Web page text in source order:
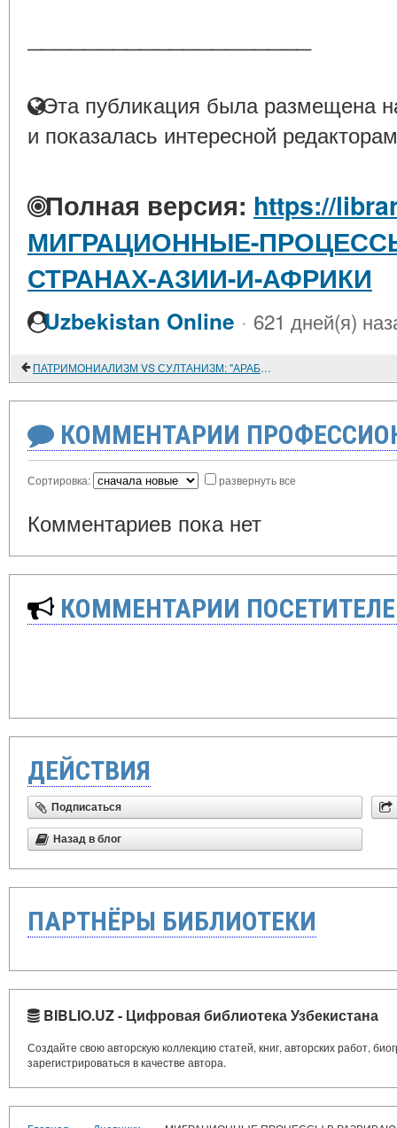
Эта публикация была размещена
и показалась интересной
Полная версия: https://
МИГРАЦИОННЫЕ-
СТРАНАХ-АЗИИ-И-АФРИКИ
Uzbekistan Online · 621 дней(я)
ПАТРИМОНИАЛИЗМ VS СУЛТАНИЗМ: "АРАБСКАЯ ВЕСНА" И СУДЬБЫ ТРАДИЦИОННОГО ГОСПОДСТВА
КОММЕНТАРИИ
Сортировка: развернуть все
Комментариев пока нет
КОММЕНТАРИИ
ДЕЙСТВИЯ
Подписаться
Назад в блог
ПАРТНЁРЫ БИБЛИОТЕКИ
BIBLIO.UZ - Цифровая библиотека Узбекистана
Создайте свою авторскую коллекцию статей, книг, авторских работ,
зарегистрироваться в качестве автора.